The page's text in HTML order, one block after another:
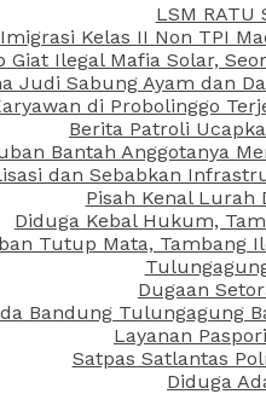
LSM
Kelas II Non TPI
Giat Ilegal Mafia Solar,
Judi Sabung Ayam dan
di Probolinggo
Berita Patroli
Bantah Anggotanya
dan Sebabkan
Pisah Kenal Lurah
Diduga Kebal Hukum,
Tutup Mata, Tambang
Dugaan
Bandung Tulungagung
Layanan
Satpas Satlantas
Diduga